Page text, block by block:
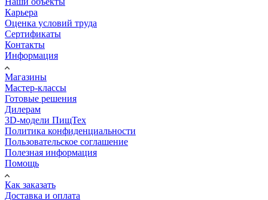
Карьера
Оценка условий труда
Сертификаты
Контакты
Информация
Магазины
Мастер-классы
Готовые решения
Дилерам
3D-модели ПищТех
Политика конфиденциальности
Пользовательское соглашение
Полезная информация
Помощь
Как заказать
Доставка и оплата